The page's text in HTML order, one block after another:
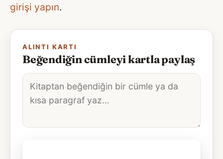
girişi yapın.
ALINTI KARTI
Beğendiğin cümleyi kartla paylaş
Alıntı
metni